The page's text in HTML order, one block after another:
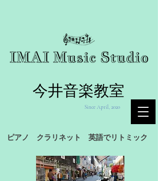
Since April, 2020
ピアノ クラリネット 英語でリトミック
今井音楽教室